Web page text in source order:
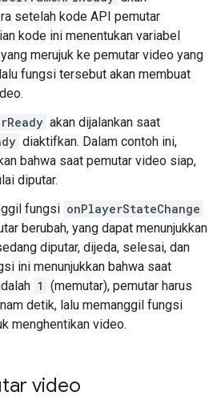
setelah kode API pemutar
kode ini menentukan variabel
merujuk ke pemutar video yang
fungsi tersebut akan membuat
akan dijalankan saat
diaktifkan. Dalam contoh ini,
bahwa saat pemutar video siap,
diputar.
fungsi onPlayerStateChange
berubah, yang dapat menunjukkan
diputar, dijeda, selesai, dan
ini menunjukkan bahwa saat
1 (memutar), pemutar harus
detik, lalu memanggil fungsi
menghentikan video.
video